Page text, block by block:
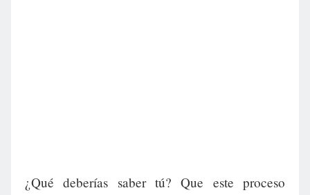
¿Qué deberías saber tú? Que este proceso